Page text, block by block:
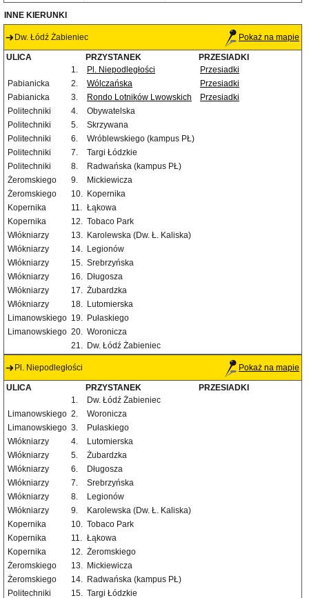
INNE KIERUNKI
Dw. Łódź Żabieniec Pokaż na mapie
ULICA PRZYSTANEK
PRZESIADKI
1.
Pl. Niepodległości
Przesiadki
Pabianicka
2. Wólczańska
Przesiadki
Pabianicka
3. Rondo Lotników Lwowskich
Przesiadki
Politechniki
4.
Obywatelska
Politechniki
5.
Skrzywana
Politechniki
6.
Wróblewskiego (kampus PŁ)
Politechniki
7.
Targi Łódzkie
Politechniki
8.
Radwańska (kampus PŁ)
Żeromskiego
9.
Mickiewicza
Żeromskiego
10. Kopernika
Kopernika
11. Łąkowa
Kopernika
12. Tobaco Park
Włókniarzy
13. Karolewska (Dw. Ł. Kaliska)
Włókniarzy
14. Legionów
Włókniarzy
15. Srebrzyńska
Włókniarzy
16. Długosza
Włókniarzy
17. Żubardzka
Włókniarzy
18. Lutomierska
Limanowskiego 19. Pułaskiego
Limanowskiego 20. Woronicza
21. Dw. Łódź Żabieniec
Pl. Niepodległości Pokaż na mapie
ULICA PRZYSTANEK
PRZESIADKI
1.
Dw. Łódź Żabieniec
Limanowskiego 2.
Woronicza
Limanowskiego 3.
Pułaskiego
Włókniarzy
4.
Lutomierska
Włókniarzy
5.
Żubardzka
Włókniarzy
6.
Długosza
Włókniarzy
7.
Srebrzyńska
Włókniarzy
8.
Legionów
Włókniarzy
9.
Karolewska (Dw. Ł. Kaliska)
Kopernika
10. Tobaco Park
Kopernika
11. Łąkowa
Kopernika
12. Żeromskiego
Żeromskiego
13. Mickiewicza
Żeromskiego
14. Radwańska (kampus PŁ)
Politechniki
15. Targi Łódzkie